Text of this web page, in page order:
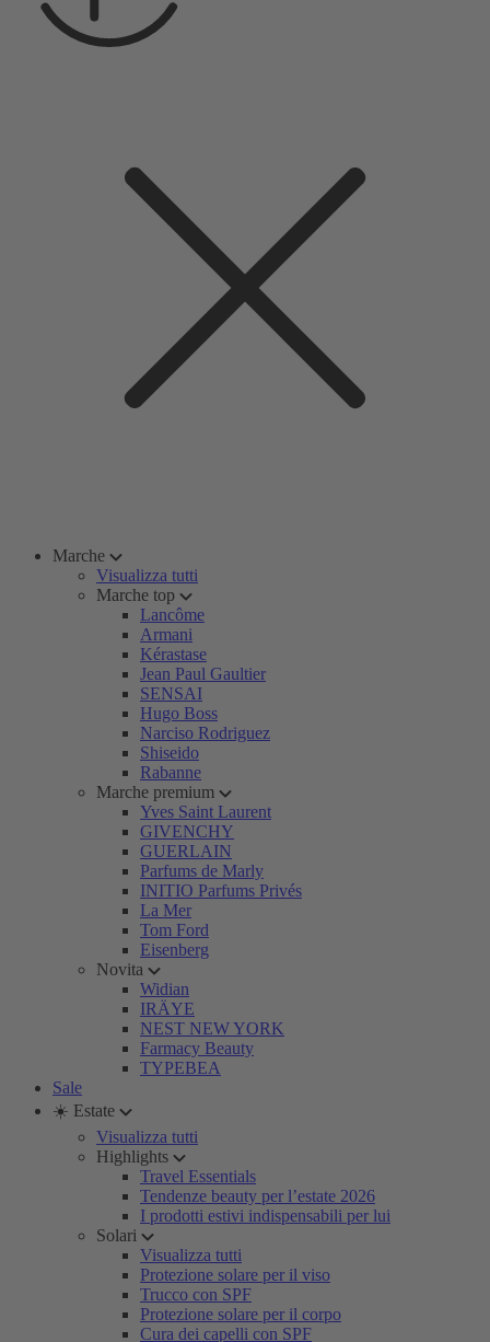
Marche
Visualizza tutti
Marche top
Lancôme
Armani
Kérastase
Jean Paul Gaultier
SENSAI
Hugo Boss
Narciso Rodriguez
Shiseido
Rabanne
Marche premium
Yves Saint Laurent
GIVENCHY
GUERLAIN
Parfums de Marly
INITIO Parfums Privés
La Mer
Tom Ford
Eisenberg
Novita
Widian
IRÄYE
NEST NEW YORK
Farmacy Beauty
TYPEBEA
Sale
☀️ Estate
Visualizza tutti
Highlights
Travel Essentials
Tendenze beauty per l’estate 2026
I prodotti estivi indispensabili per lui
Solari
Visualizza tutti
Protezione solare per il viso
Trucco con SPF
Protezione solare per il corpo
Cura dei capelli con SPF